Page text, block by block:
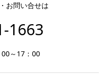
お問い合せは
1663
～17：00